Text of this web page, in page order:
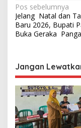
N
a
v
g
a
s
i
p
Pos sebelumnya
Jelang Natal dan
Baru 2026, Bupati
Buka Geraka
Jangan